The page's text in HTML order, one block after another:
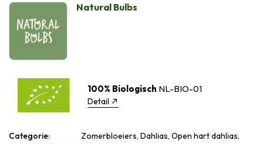
Natural Bulbs
100% Biologisch NL-BIO-01
Detail
Categorie:
Zomerbloeiers, Dahlias, Open hart dahlias,